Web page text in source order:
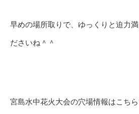
早めの場所取りで、ゆっくりと迫力
ださいね＾＾
宮島水中花火大会の穴場情報はこちら